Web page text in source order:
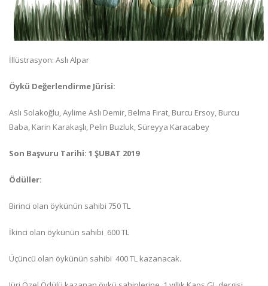
İllüstrasyon: Aslı Alpar
Öykü Değerlendirme Jürisi:
Aslı Solakoğlu, Aylime Aslı Demir, Belma Fırat, Burcu Ersoy, Burcu
Baba, Karin Karakaşlı, Pelin Buzluk, Süreyya Karacabey
Son Başvuru Tarihi: 1 ŞUBAT 2019
Ödüller:
Birinci olan öykünün sahibi 750 TL
İkinci olan öykünün sahibi 600 TL
Üçüncü olan öykünün sahibi 400 TL kazanacak.